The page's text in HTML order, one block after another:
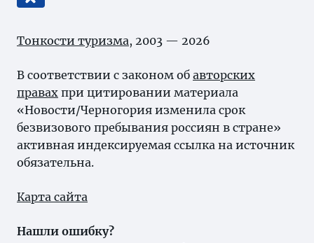
Тонкости туризма, 2003 — 2026
В соответствии с законом об авторских
правах при цитировании материала
«Новости/Черногория изменила срок
безвизового пребывания россиян в стране»
активная индексируемая ссылка на источник
обязательна.
Карта сайта
Нашли ошибку?